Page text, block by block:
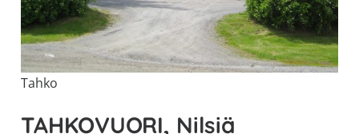
Tahko
TAHKOVUORI, Nilsiä